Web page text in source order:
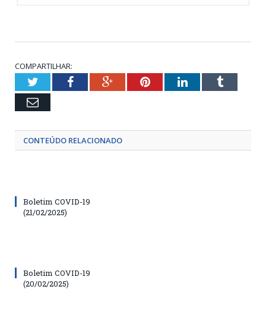
COMPARTILHAR:
TwitterFacebookGoogle+PinterestLinkedInTumblr
Email
CONTEÚDO RELACIONADO
Boletim COVID-19
(21/02/2025)
Boletim COVID-19
(20/02/2025)